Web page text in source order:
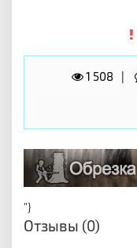
1 508
"}
Отзывы (0)